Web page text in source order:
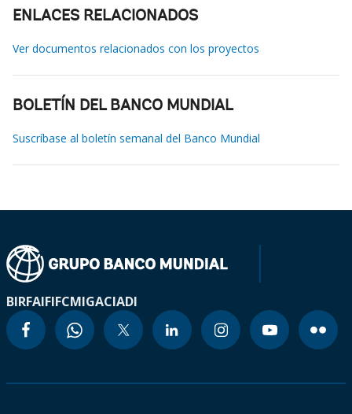
ENLACES RELACIONADOS
Ver documentos relacionados con los proyectos
BOLETÍN DEL BANCO MUNDIAL
Suscríbase al boletín semanal del Banco Mundial
BIRFAIFIFCMIGACIADI